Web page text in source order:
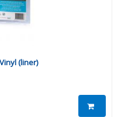
(liner)